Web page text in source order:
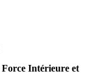
Intérieure et